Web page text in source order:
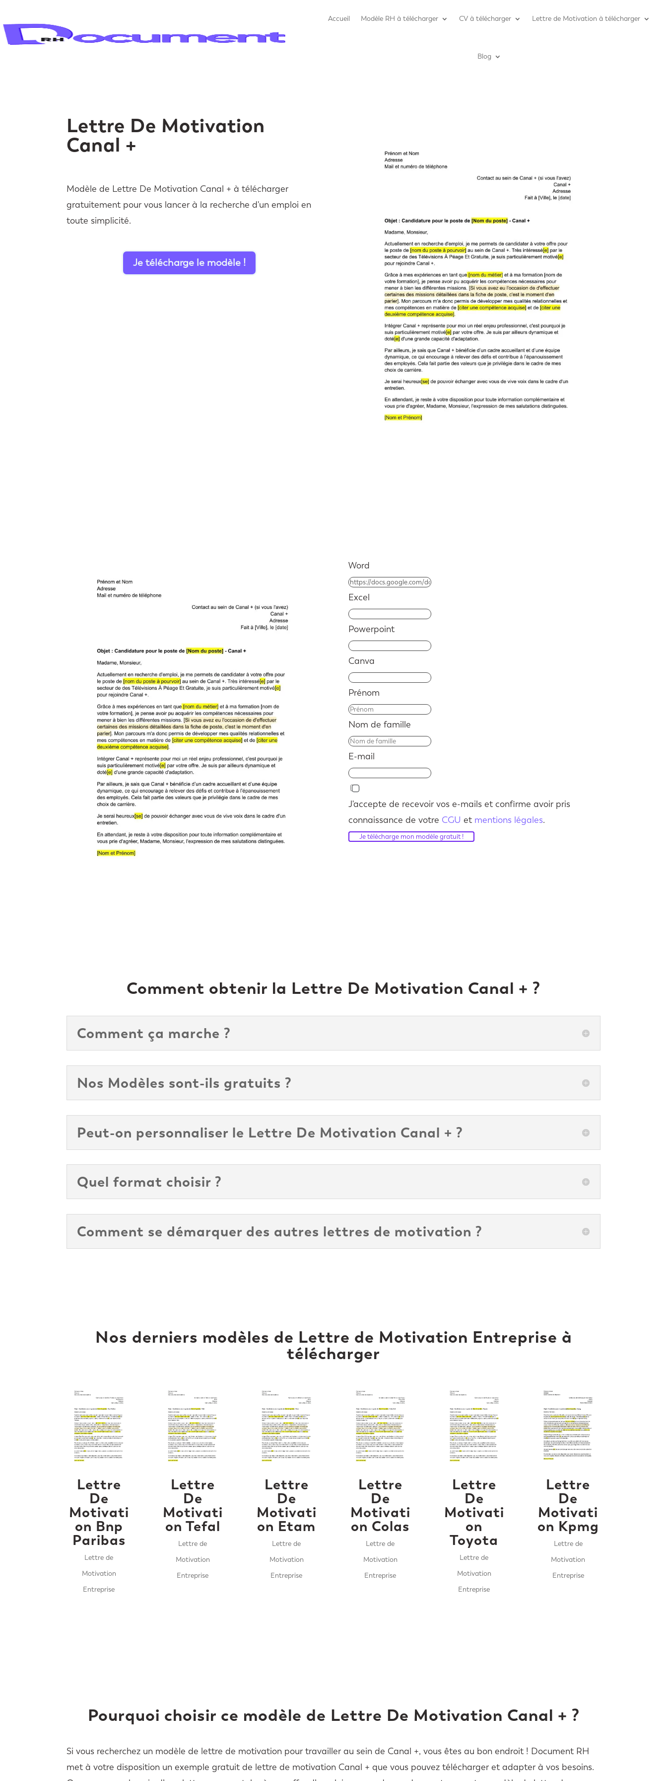
Accueil Modèle RH à télécharger CV à télécharger Lettre de Motivation à télécharger
Blog
Lettre De Motivation
Canal +
Modèle de Lettre De Motivation Canal + à télécharger
gratuitement pour vous lancer à la recherche d'un emploi en
toute simplicité.
Je télécharge le modèle !
Word
Excel
Powerpoint
Canva
Prénom
Nom de famille
E-mail
J'accepte de recevoir vos e-mails et confirme avoir pris
connaissance de votre CGU et mentions légales.
Je télécharge mon modèle gratuit !
Comment obtenir la Lettre De Motivation Canal + ?
Comment ça marche ?
Nos Modèles sont-ils gratuits ?
Peut-on personnaliser le Lettre De Motivation Canal + ?
Quel format choisir ?
Comment se démarquer des autres lettres de motivation ?
Nos derniers modèles de Lettre de Motivation Entreprise à
télécharger
Lettre
De
Motivati
on Bnp
Paribas
Lettre de
Motivation
Entreprise
Lettre
De
Motivati
on Tefal
Lettre de
Motivation
Entreprise
Lettre
De
Motivati
on Etam
Lettre de
Motivation
Entreprise
Lettre
De
Motivati
on Colas
Lettre de
Motivation
Entreprise
Lettre
De
Motivati
on
Toyota
Lettre de
Motivation
Entreprise
Lettre
De
Motivati
on Kpmg
Lettre de
Motivation
Entreprise
Pourquoi choisir ce modèle de Lettre De Motivation Canal + ?
Si vous recherchez un modèle de lettre de motivation pour travailler au sein de Canal +, vous êtes au bon endroit ! Document RH
met à votre disposition un exemple gratuit de lettre de motivation Canal + que vous pouvez télécharger et adapter à vos besoins.